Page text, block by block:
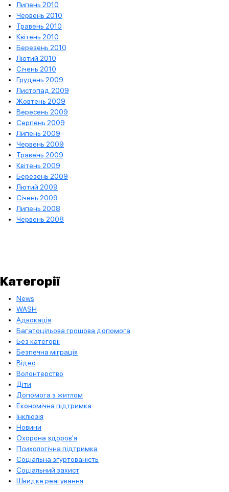
Липень 2010
Червень 2010
Травень 2010
Квітень 2010
Березень 2010
Лютий 2010
Січень 2010
Грудень 2009
Листопад 2009
Жовтень 2009
Вересень 2009
Серпень 2009
Липень 2009
Червень 2009
Травень 2009
Квітень 2009
Березень 2009
Лютий 2009
Січень 2009
Липень 2008
Червень 2008
Категорії
News
WASH
Адвокація
Багатоцільова грошова допомога
Без категорії
Безпечна міграція
Відео
Волонтерство
Діти
Допомога з житлом
Економічна підтримка
Інклюзія
Новини
Охорона здоров'я
Психологічна підтримка
Соціальна згуртованість
Соціальний захист
Швидке реагування